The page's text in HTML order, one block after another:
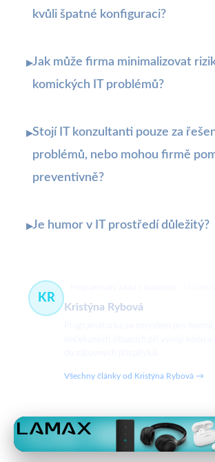
kvůli špatné konfiguraci?
▸Jak může firma minimalizovat
komických IT problémů?
▸Stojí IT konzultanti pouze za
problémů, nebo mohou firmě
preventivně?
▸Je humor v IT prostředí důležitý?
KR
Kristýna Rybová
Všechny články od Kristýna Rybová →